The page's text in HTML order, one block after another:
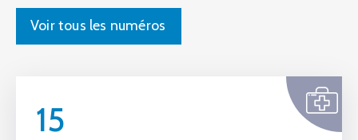
Voir tous les numéros
15